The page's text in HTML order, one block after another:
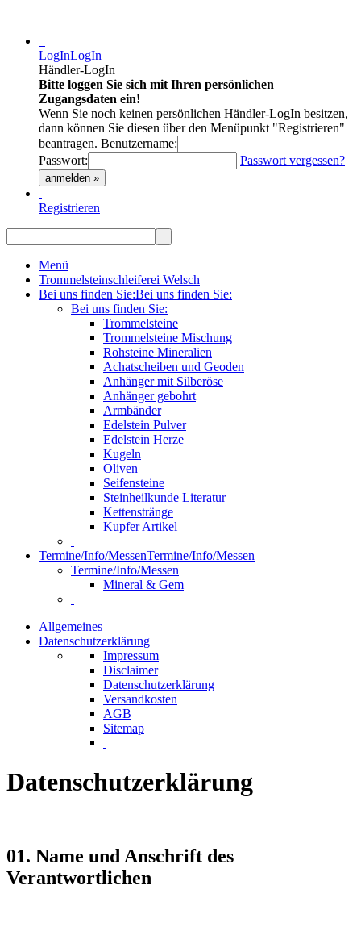
LogInLogIn
Händler-LogIn
Bitte loggen Sie sich mit Ihren persönlichen
Zugangsdaten ein!
Wenn Sie noch keinen persönlichen Händler-LogIn besitzen,
dann können Sie diesen über den Menüpunkt "Registrieren"
beantragen. Benutzername:
Passwort:
Passwort vergessen?
anmelden »
Registrieren
Menü
Trommelsteinschleiferei Welsch
Bei uns finden Sie:Bei uns finden Sie:
Bei uns finden Sie:
Trommelsteine
Trommelsteine Mischung
Rohsteine Mineralien
Achatscheiben und Geoden
Anhänger mit Silberöse
Anhänger gebohrt
Armbänder
Edelstein Pulver
Edelstein Herze
Kugeln
Oliven
Seifensteine
Steinheilkunde Literatur
Kettenstränge
Kupfer Artikel
Termine/Info/MessenTermine/Info/Messen
Termine/Info/Messen
Mineral & Gem
Allgemeines
Datenschutzerklärung
Impressum
Disclaimer
Datenschutzerklärung
Versandkosten
AGB
Sitemap
Datenschutzerklärung
01. Name und Anschrift des
Verantwortlichen